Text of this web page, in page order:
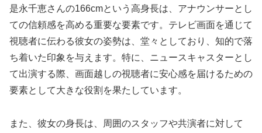
是永千恵さんの166cmという高身長は、アナウンサーとし
ての信頼感を高める重要な要素です。テレビ画面を通じて
視聴者に伝わる彼女の姿勢は、堂々としており、知的で落
ち着いた印象を与えます。特に、ニュースキャスターとし
て出演する際、画面越しの視聴者に安心感を届けるための
要素として大きな役割を果たしています。
また、彼女の身長は、周囲のスタッフや共演者に対して